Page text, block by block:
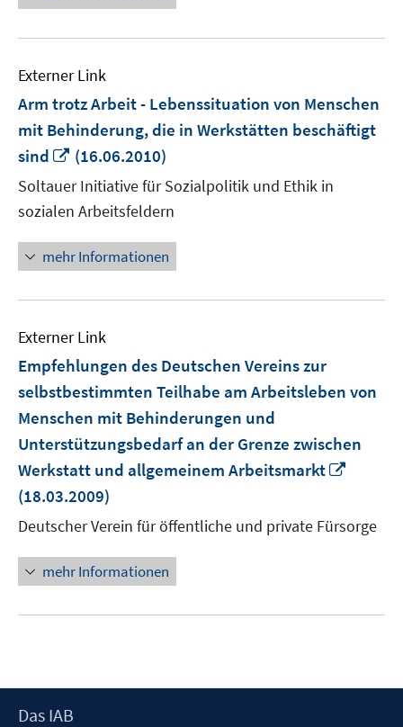
Externer Link
Arm trotz Arbeit - Lebenssituation von Menschen
mit Behinderung, die in Werkstätten beschäftigt
sind
In
neuem
Fenster
öffnen
(16.06.2010)
Soltauer Initiative für Sozialpolitik und Ethik in
sozialen Arbeitsfeldern
mehr Informationen
Externer Link
Empfehlungen des Deutschen Vereins zur
selbstbestimmten Teilhabe am Arbeitsleben von
Menschen mit Behinderungen und
Unterstützungsbedarf an der Grenze zwischen
Werkstatt und allgemeinem Arbeitsmarkt
öffnen
(18.03.2009)
Deutscher Verein für öffentliche und private Fürsorge
mehr Informationen
Footer
Das IAB